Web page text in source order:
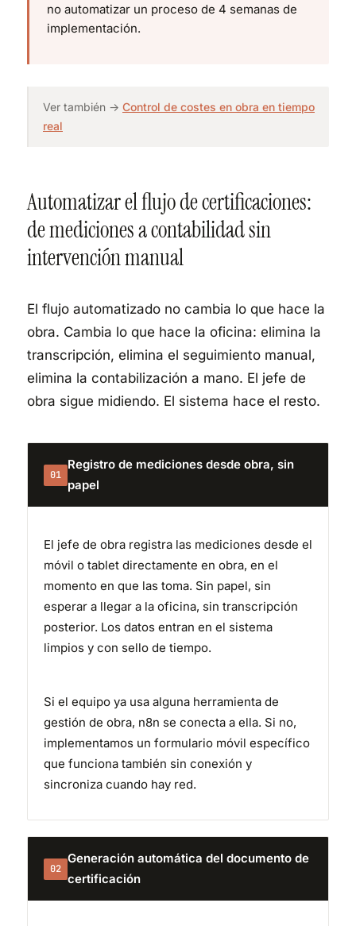
no automatizar un proceso de 4 semanas de
implementación.
Ver también → Control de costes en obra en tiempo
real
Automatizar el flujo de certificaciones:
de mediciones a contabilidad sin
intervención manual
El flujo automatizado no cambia lo que hace la
obra. Cambia lo que hace la oficina: elimina la
transcripción, elimina el seguimiento manual,
elimina la contabilización a mano. El jefe de
obra sigue midiendo. El sistema hace el resto.
01
Registro de mediciones desde obra, sin
papel
El jefe de obra registra las mediciones desde el
móvil o tablet directamente en obra, en el
momento en que las toma. Sin papel, sin
esperar a llegar a la oficina, sin transcripción
posterior. Los datos entran en el sistema
limpios y con sello de tiempo.
Si el equipo ya usa alguna herramienta de
gestión de obra, n8n se conecta a ella. Si no,
implementamos un formulario móvil específico
que funciona también sin conexión y
sincroniza cuando hay red.
02
Generación automática del documento de
certificación